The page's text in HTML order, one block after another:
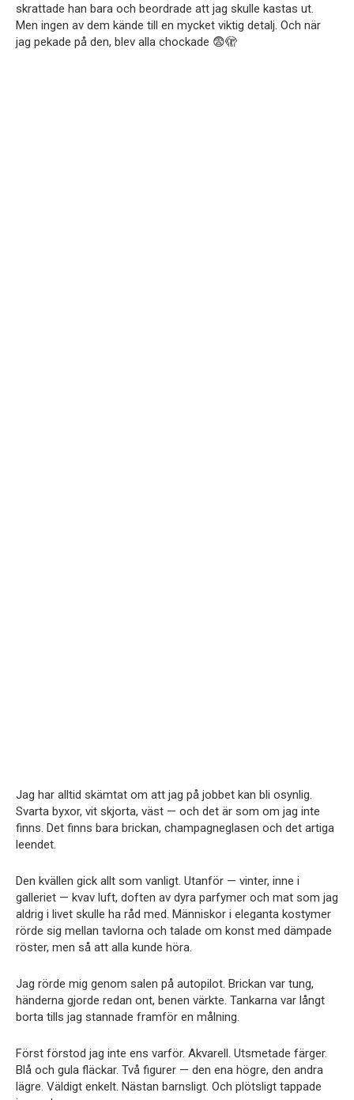
skrattade han bara och beordrade att jag skulle kastas ut.
Men ingen av dem kände till en mycket viktig detalj. Och när
jag pekade på den, blev alla chockade 😨🫣
Jag har alltid skämtat om att jag på jobbet kan bli osynlig.
Svarta byxor, vit skjorta, väst — och det är som om jag inte
finns. Det finns bara brickan, champagneglasen och det artiga
leendet.
Den kvällen gick allt som vanligt. Utanför — vinter, inne i
galleriet — kvav luft, doften av dyra parfymer och mat som jag
aldrig i livet skulle ha råd med. Människor i eleganta kostymer
rörde sig mellan tavlorna och talade om konst med dämpade
röster, men så att alla kunde höra.
Jag rörde mig genom salen på autopilot. Brickan var tung,
händerna gjorde redan ont, benen värkte. Tankarna var långt
borta tills jag stannade framför en målning.
Först förstod jag inte ens varför. Akvarell. Utsmetade färger.
Blå och gula fläckar. Två figurer — den ena högre, den andra
lägre. Väldigt enkelt. Nästan barnsligt. Och plötsligt tappade